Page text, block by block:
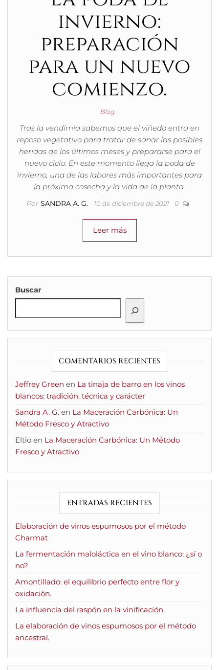
invierno:
preparación
para un nuevo
comienzo.
Blog
Tras la vendimia sabemos que el viñedo entra en
reposo vegetativo para tratar de sanar las posibles
heridas de los últimos meses y prepararse para el
nuevo ciclo. En este momento llega la poda de
invierno, una de las labores más importantes para
la próxima cosecha y la vida de la planta.
Por SANDRA A. G. 10 de diciembre de 2021 0
Leer más
Buscar
COMENTARIOS RECIENTES
Jeffrey Green en La tinaja de barro en los vinos
blancos: tradición, técnica y carácter
Sandra A. G. en La Maceración Carbónica: Un
Método Fresco y Atractivo
Eltio en La Maceración Carbónica: Un Método
Fresco y Atractivo
ENTRADAS RECIENTES
Elaboración de vinos espumosos por el método
Charmat
La fermentación maloláctica en el vino blanco: ¿sí o
no?
Amontillado: el equilibrio perfecto entre flor y
oxidación.
La influencia del raspón en la vinificación.
La elaboración de vinos espumosos por el método
ancestral.